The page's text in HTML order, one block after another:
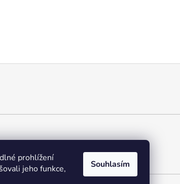
prohlížení
jeho funkce,
Souhlasím